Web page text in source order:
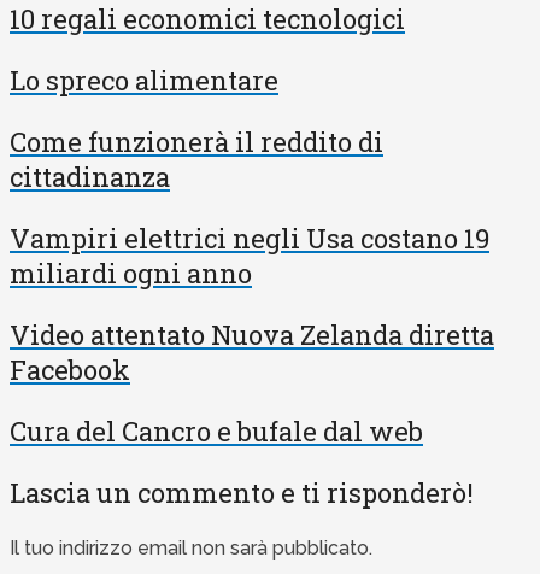
10 regali economici tecnologici
Lo spreco alimentare
Come funzionerà il reddito di
cittadinanza
Vampiri elettrici negli Usa costano 19
miliardi ogni anno
Video attentato Nuova Zelanda diretta
Facebook
Cura del Cancro e bufale dal web
Lascia un commento e ti risponderò!
Il tuo indirizzo email non sarà pubblicato.